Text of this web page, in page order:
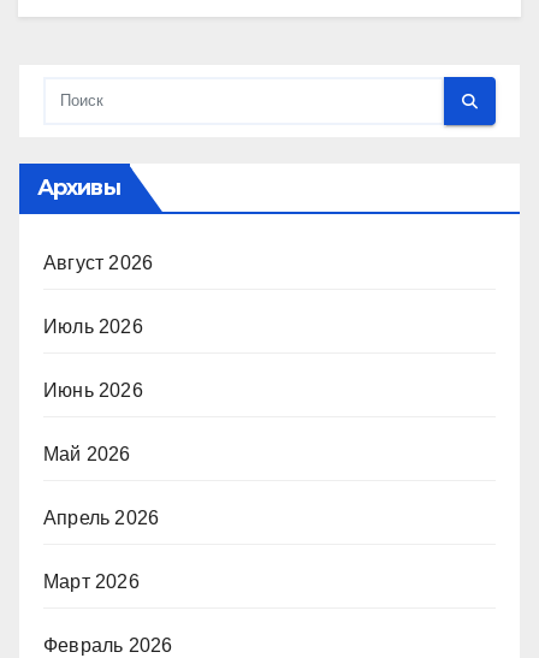
Архивы
Август 2026
Июль 2026
Июнь 2026
Май 2026
Апрель 2026
Март 2026
Февраль 2026